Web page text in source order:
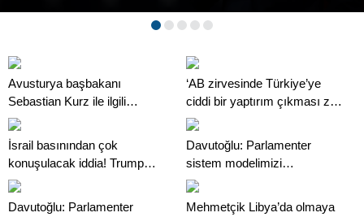
Avusturya başbakanı
Sebastian Kurz ile ilgili
bilinmeyenler
‘AB zirvesinde Türkiye’ye
ciddi bir yaptırım çıkması zor,
en başta Gümrük Birliği engeli
İsrail basınından çok
konuşulacak iddia! Trump
İran’ı vurmaya hazırlanıyor
Davutoğlu: Parlamenter
sistem modelimizi
kamuoyuyla paylaşacağız
Davutoğlu: Parlamenter
Mehmetçik Libya’da olmaya